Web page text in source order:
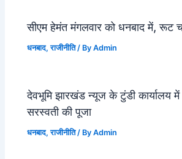
सीएम हेमंत मंगलवार को धनबाद में, रूट
धनबाद,राजीनीति/ ByAdmin
देवभूमि झारखंड न्यूज के टुंडी कार्यालय
सरस्वती की पूजा
धनबाद,राजीनीति/ ByAdmin